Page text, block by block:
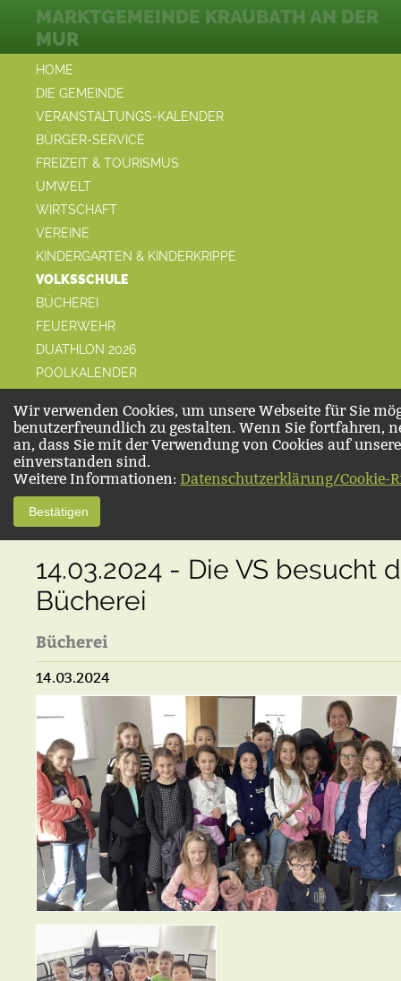
HOME
DIE GEMEINDE
VERANSTALTUNGS-KALENDER
BÜRGER-SERVICE
FREIZEIT & TOURISMUS
UMWELT
WIRTSCHAFT
VEREINE
KINDERGARTEN & KINDERKRIPPE
VOLKSSCHULE
BÜCHEREI
FEUERWEHR
DUATHLON 2026
POOLKALENDER
MARKTGEMEINDE KRAUBATH AN DER
MUR
Wir verwenden Cookies, um unsere Webseite für Sie
benutzerfreundlich zu gestalten. Wenn Sie fortfahren,
an, dass Sie mit der Verwendung von Cookies auf
einverstanden sind.
Weitere Informationen: Datenschutzerklärung/Cookie-
Bestätigen
14.03.2024 - Die VS besucht
Bücherei
Bücherei
14.03.2024